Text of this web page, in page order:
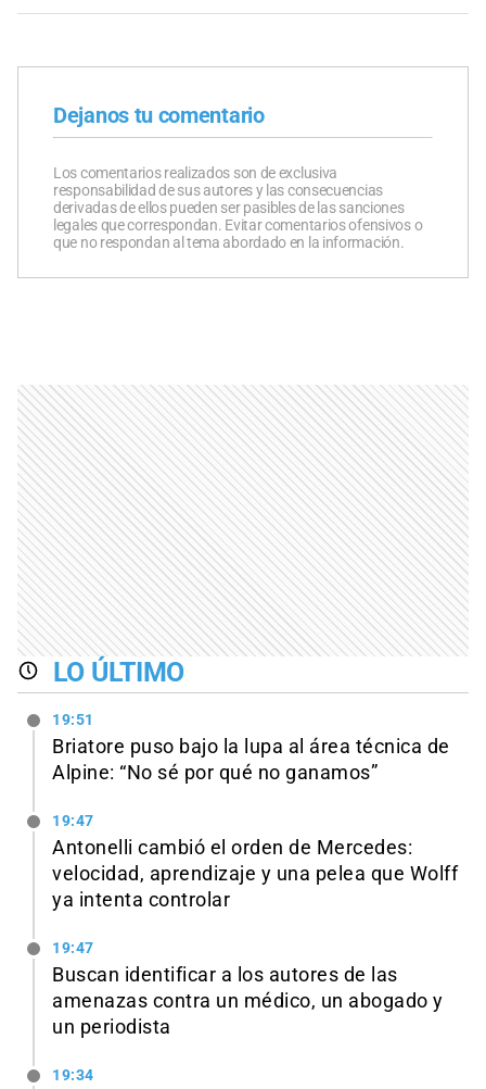
Dejanos tu comentario
Los comentarios realizados son de exclusiva
responsabilidad de sus autores y las consecuencias
derivadas de ellos pueden ser pasibles de las sanciones
legales que correspondan. Evitar comentarios ofensivos o
que no respondan al tema abordado en la información.
LO ÚLTIMO
19:51
Briatore puso bajo la lupa al área técnica de
Alpine: “No sé por qué no ganamos”
19:47
Antonelli cambió el orden de Mercedes:
velocidad, aprendizaje y una pelea que Wolff
ya intenta controlar
19:47
Buscan identificar a los autores de las
amenazas contra un médico, un abogado y
un periodista
19:34